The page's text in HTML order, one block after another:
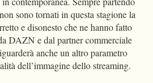
sono tornati in questa stagione la
e disonesto che ne hanno fatto
DAZN e dal partner commerciale
anche un altro parametro
dell’immagine dello streaming.